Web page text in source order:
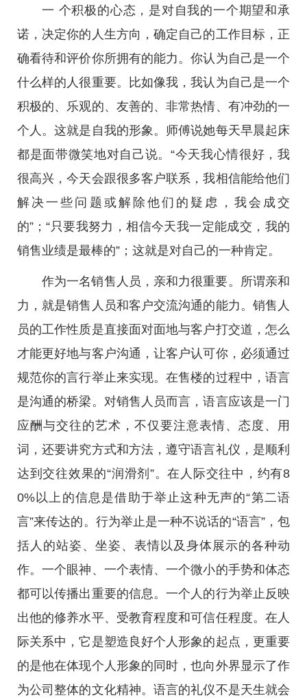
一 个积极的心态，是对自我的一个期望和承
诺，决定你的人生方向，确定自己的工作目标，正
确看待和评价你所拥有的能力。你认为自己是一个
什么样的人很重要。比如像我，我认为自己是一个
积极的、乐观的、友善的、非常热情、有冲劲的一
个人。这就是自我的形象。师傅说她每天早晨起床
都是面带微笑地对自己说。“今天我心情很好，我
很高兴，今天会跟很多客户联系，我相信能给他们
解决一些问题或解除他们的疑虑，我会成交
的”；“只要我努力，相信今天我一定能成交，我的
销售业绩是最棒的”；这就是对自己的一种肯定。
作为一名销售人员，亲和力很重要。所谓亲和
力，就是销售人员和客户交流沟通的能力。销售人
员的工作性质是直接面对面地与客户打交道，怎么
才能更好地与客户沟通，让客户认可你，必须通过
规范你的言行举止来实现。在售楼的过程中，语言
是沟通的桥梁。对销售人员而言，语言应该是一门
应酬与交往的艺术，不仅要注意表情、态度、用
词，还要讲究方式和方法，遵守语言礼仪，是顺利
达到交往效果的“润滑剂”。在人际交往中，约有8
0%以上的信息是借助于举止这种无声的“第二语
言”来传达的。行为举止是一种不说话的“语言”，包
括人的站姿、坐姿、表情以及身体展示的各种动
作。一个眼神、一个表情、一个微小的手势和体态
都可以传播出重要的信息。一个人的行为举止反映
出他的修养水平、受教育程度和可信任程度。在人
际关系中，它是塑造良好个人形象的起点，更重要
的是他在体现个人形象的同时，也向外界显示了作
为公司整体的文化精神。语言的礼仪不是天生就会